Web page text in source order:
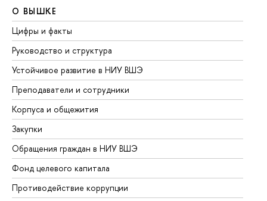
О ВЫШКЕ
Цифры и факты
Руководство и структура
Устойчивое развитие в НИУ ВШЭ
Преподаватели и сотрудники
Корпуса и общежития
Закупки
Обращения граждан в НИУ ВШЭ
Фонд целевого капитала
Противодействие коррупции